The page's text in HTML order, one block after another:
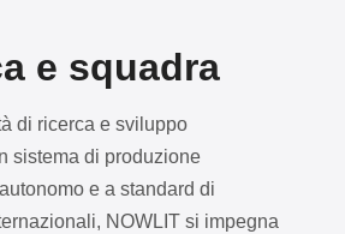
e squadra
di ricerca e sviluppo
sistema di produzione
e a standard di
NOWLIT si impegna